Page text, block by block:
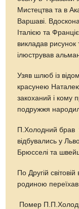
Мистецтва та в
Варшаві.
Італією та
викладав рисунок
ілюстрував
Узяв шлюб із
красунею
закоханий і кому
подружжя
П.Холодний брав
відбувались у
Брюсселі та
По Другій
родиною
Помер